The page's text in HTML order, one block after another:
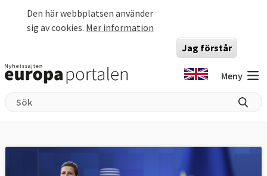
Den här webbplatsen använder
sig av cookies. Mer information
Jag förstår
Meny